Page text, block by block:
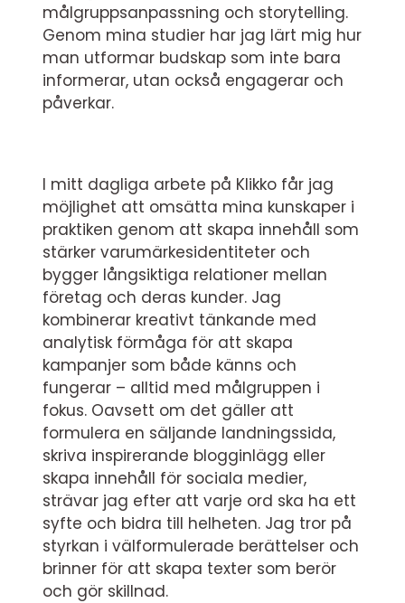
målgruppsanpassning och storytelling.
Genom mina studier har jag lärt mig hur
man utformar budskap som inte bara
informerar, utan också engagerar och
påverkar.
I mitt dagliga arbete på Klikko får jag
möjlighet att omsätta mina kunskaper i
praktiken genom att skapa innehåll som
stärker varumärkesidentiteter och
bygger långsiktiga relationer mellan
företag och deras kunder. Jag
kombinerar kreativt tänkande med
analytisk förmåga för att skapa
kampanjer som både känns och
fungerar – alltid med målgruppen i
fokus. Oavsett om det gäller att
formulera en säljande landningssida,
skriva inspirerande blogginlägg eller
skapa innehåll för sociala medier,
strävar jag efter att varje ord ska ha ett
syfte och bidra till helheten. Jag tror på
styrkan i välformulerade berättelser och
brinner för att skapa texter som berör
och gör skillnad.